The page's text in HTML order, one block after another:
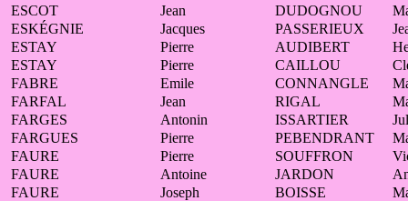
ESCOT
Jean DUDOGNOU
ESKÉGNIE
Jacques PASSERIEUX
ESTAY
Pierre AUDIBERT
ESTAY
Pierre CAILLOU
FABRE
Emile CONNANGLE
FARFAL
Jean RIGAL
FARGES
Antonin ISSARTIER
FARGUES
Pierre PEBENDRANT
FAURE
Pierre SOUFFRON
FAURE
Antoine JARDON
FAURE
Joseph BOISSE